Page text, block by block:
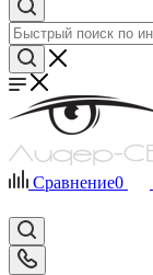
Сравнение0